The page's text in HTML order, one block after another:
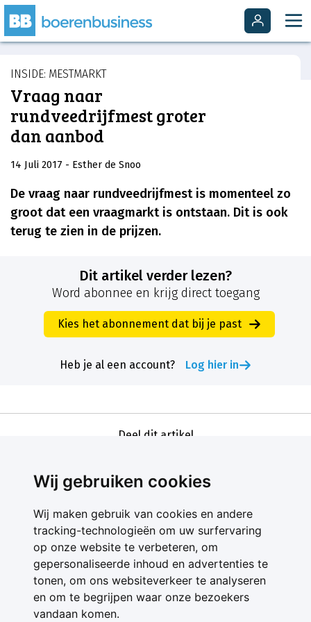
Wij gebruiken cookies
Wij maken gebruik van cookies en andere
tracking-technologieën om uw surfervaring
op onze website te verbeteren, om
gepersonaliseerde inhoud en advertenties te
tonen, om ons websiteverkeer te analyseren
en om te begrijpen waar onze bezoekers
vandaan komen.
INSIDE: MESTMARKT
Vraag naar
rundveedrijfmest groter
dan aanbod
14 Juli 2017 - Esther de Snoo
De vraag naar rundveedrijfmest is momenteel zo
groot dat een vraagmarkt is ontstaan. Dit is ook
terug te zien in de prijzen.
Dit artikel verder lezen?
Word abonnee en krijg direct toegang
Kies het abonnement dat bij je past
Heb je al een account? Log hier in
Deel dit artikel
Contact
Feedback
Nieuwsbrief
Adverteren